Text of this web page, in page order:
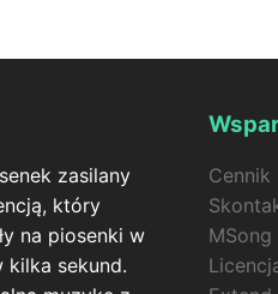
zasilany
który
na piosenki w
sekund.
Cennik
MSong